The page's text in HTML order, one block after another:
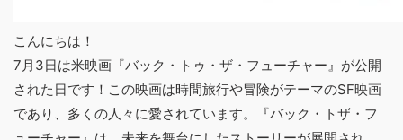
こんにちは！
7月3日は米映画『バック・トゥ・ザ・フューチャー』が公開
された日です！この映画は時間旅行や冒険がテーマのSF映画
であり、多くの人々に愛されています。『バック・トザ・フ